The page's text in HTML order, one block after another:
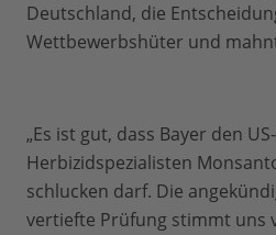
Deutschland, die
Wettbewerbshüter und
„Es ist gut, dass Bayer den
Herbizidspezialisten
schlucken darf. Die
vertiefte Prüfung stimmt uns